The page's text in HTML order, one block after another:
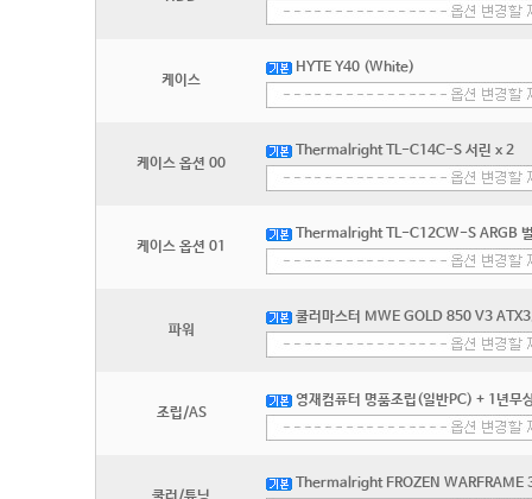
케이스
HYTE Y40 (White)
케이스 옵션 00
Thermalright TL-C14C-S 서린 x 2
케이스 옵션 01
Thermalright TL-C12CW-S ARGB
파워
쿨러마스터 MWE GOLD 850 V3
조립/AS
영재컴퓨터 명품조립(일반PC) + 1년무
Thermalright FROZEN WARFRAME